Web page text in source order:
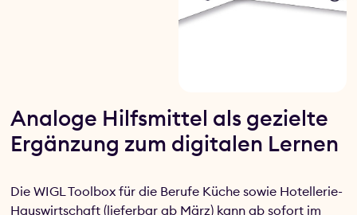
Analoge Hilfsmittel als gezielte
Ergänzung zum digitalen Lernen
Die WIGL Toolbox für die Berufe Küche sowie Hotellerie-
Hauswirtschaft (lieferbar ab März) kann ab sofort im